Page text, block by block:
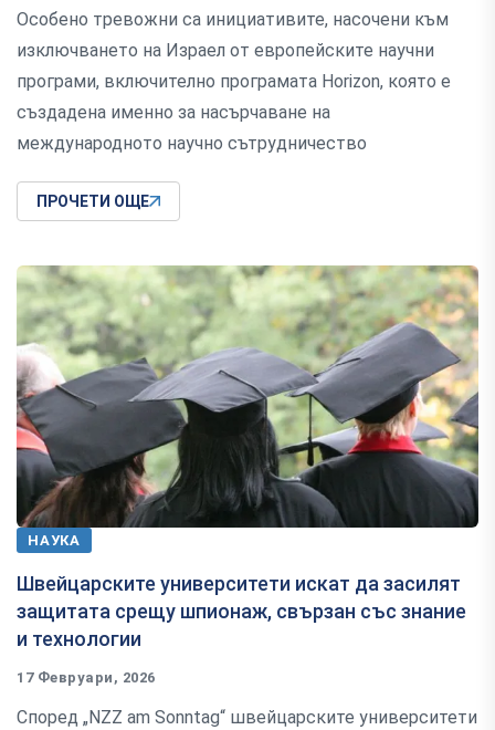
Особено тревожни са инициативите, насочени към
изключването на Израел от европейските научни
програми, включително програмата Horizon, която е
създадена именно за насърчаване на
международното научно сътрудничество
ПРОЧЕТИ ОЩЕ
НАУКА
Швейцарските университети искат да засилят
защитата срещу шпионаж, свързан със знание
и технологии
17 Февруари, 2026
Според „NZZ am Sonntag“ швейцарските университети